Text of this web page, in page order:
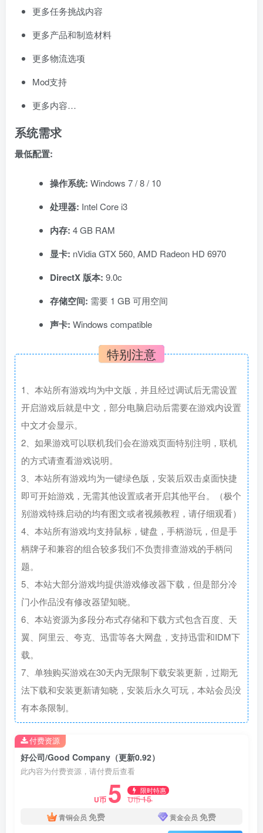
更多任务挑战内容
更多产品和制造材料
更多物流选项
Mod支持
更多内容…
系统需求
最低配置:
操作系统: Windows 7 / 8 / 10
处理器: Intel Core i3
内存: 4 GB RAM
显卡: nVidia GTX 560, AMD Radeon HD 6970
DirectX 版本: 9.0c
存储空间: 需要 1 GB 可用空间
声卡: Windows compatible
特别注意
1、本站所有游戏均为中文版，并且经过调试后无需设置
开启游戏后就是中文，部分电脑启动后需要在游戏内设置
中文才会显示。
2、如果游戏可以联机我们会在游戏页面特别注明，联机
的方式请查看游戏说明。
3、本站所有游戏均为一键绿色版，安装后双击桌面快捷
即可开始游戏，无需其他设置或者开启其他平台。（极个
别游戏特殊启动的均有图文或者视频教程，请仔细观看）
4、本站所有游戏均支持鼠标，键盘，手柄游玩，但是手
柄牌子和兼容的组合较多我们不负责排查游戏的手柄问
题。
5、本站大部分游戏均提供游戏修改器下载，但是部分冷
门小作品没有修改器望知晓。
6、本站资源为多段分布式存储和下载方式包含百度、天
翼、阿里云、夸克、迅雷等各大网盘，支持迅雷和IDM下
载。
7、单独购买游戏在30天内无限制下载安装更新，过期无
法下载和安装更新请知晓，安装后永久可玩，本站会员没
有本条限制。
好公司/Good Company（更新0.92）
此内容为付费资源，请付费后查看
U币 5 限时特惠
U币15
青铜会员 免费 黄金会员 免费
付费资源